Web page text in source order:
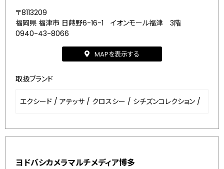
〒8113209
福岡県 福津市 日蒔野6-16-1 イオンモール福津 3階
0940-43-8066
MAPを表示する
取扱ブランド
エクシード / アテッサ / クロスシー / シチズンコレクション /
ヨドバシカメラマルチメディア博多